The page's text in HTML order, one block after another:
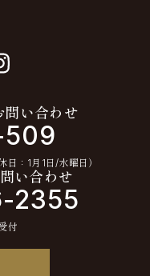
い合わせ
：1月1日/水曜日）
い合わせ
2355
付